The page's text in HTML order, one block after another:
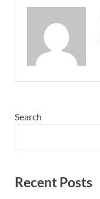
Search
Recent Posts